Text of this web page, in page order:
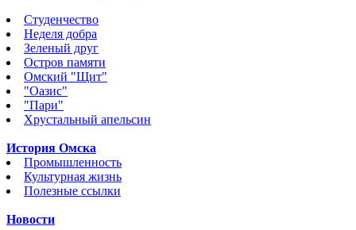
Студенчество
Неделя добра
Зеленый друг
Остров памяти
Омский "Щит"
"Оазис"
"Пари"
Хрустальный апельсин
История Омска
Промышленность
Культурная жизнь
Полезные ссылки
Новости